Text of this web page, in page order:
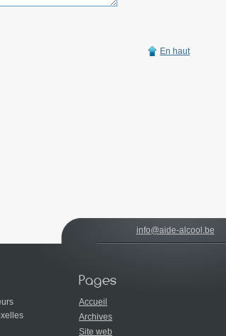
En haut
info@aide-al coo .be
Pages
Accueil
Archives
Site web